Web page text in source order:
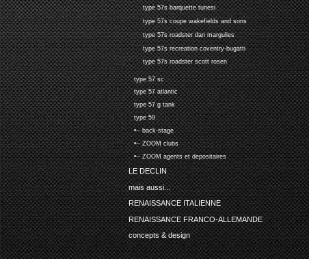
type 57s barquette tunesi
type 57s coupe wakefields and sons
type 57s roadster dan margulies
type 57s recreation coventry-bugatti
type 57s roadster scott rosen
type 57 sc
type 57 atlantic
type 57 g tank
type 59
•-- back-stage
•-- ZOOM clubs
•-- ZOOM agents et depositaires
LE DECLIN
mais aussi...
RENAISSANCE ITALIENNE
RENAISSANCE FRANCO-ALLEMANDE
concepts & design